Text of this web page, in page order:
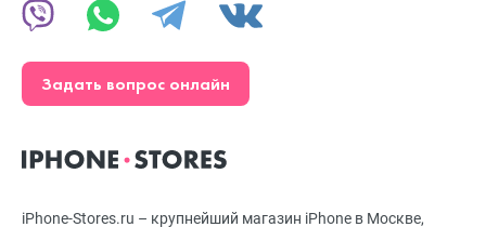
iPhone-Stores.ru – крупнейший магазин iPhone в Москве,
Задать вопрос онлайн